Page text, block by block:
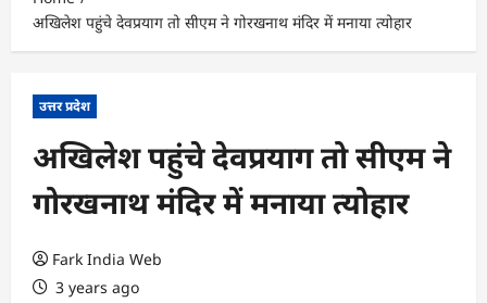
अखिलेश पहुंचे देवप्रयाग तो सीएम ने गोरखनाथ मंदिर में मनाया त्योहार
उत्तर प्रदेश
अखिलेश पहुंचे देवप्रयाग तो सीएम ने
गोरखनाथ मंदिर में मनाया त्योहार
Fark India Web
3 years ago